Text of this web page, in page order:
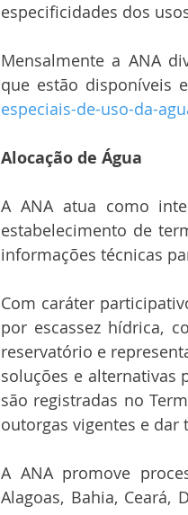
especificidades dos
Mensalmente a ANA
que estão disponíveis
especiais-de-uso-da-
Alocação de Água
A ANA atua como
estabelecimento de
informações técnicas
Com caráter
por escassez hídrica,
reservatório e
soluções e alternativas
são registradas no
outorgas vigentes e dar
A ANA promove
Alagoas, Bahia, Ceará,